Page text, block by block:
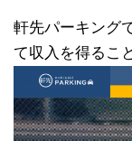
軒先パーキング
て収入を得るこ